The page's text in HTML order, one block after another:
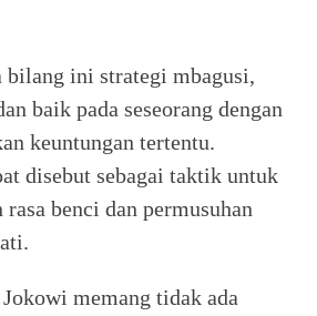
bilang ini strategi mbagusi,
baik pada seseorang dengan
keuntungan tertentu.
disebut sebagai taktik untuk
benci dan permusuhan
memang tidak ada